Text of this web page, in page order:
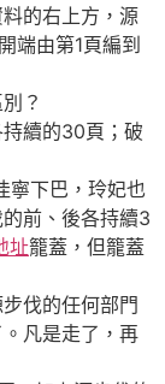
的右上方，源
端由第1頁編到
？
續的30頁；破
下巴，玲妃也
前、後各持續3
址籠蓋，但籠蓋
伐的任何部門
凡是走了，再